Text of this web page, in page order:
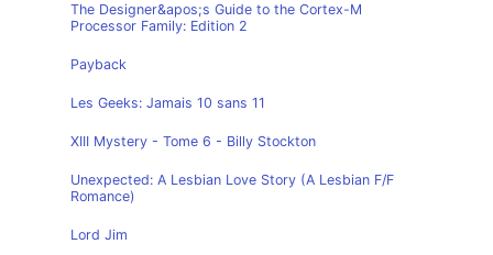
The Designer&apos;s Guide to the Cortex-M
Processor Family: Edition 2
Payback
Les Geeks: Jamais 10 sans 11
XIII Mystery - Tome 6 - Billy Stockton
Unexpected: A Lesbian Love Story (A Lesbian F/F
Romance)
Lord Jim